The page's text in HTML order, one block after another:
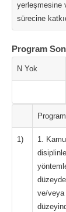
yerleşmesine
sürecine
Program
N Yok
1)
1.
ve/veya